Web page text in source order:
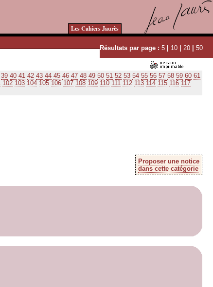
Les Cahiers Jaurès
Résultats par page : 5 | 10 | 20 | 50
39 40 41 42 43 44 45 46 47 48 49 50 51 52 53 54 55 56 57 58 59 60 61
102 103 104 105 106 107 108 109 110 111 112 113 114 115 116 117
Proposer une notice
dans cette catégorie